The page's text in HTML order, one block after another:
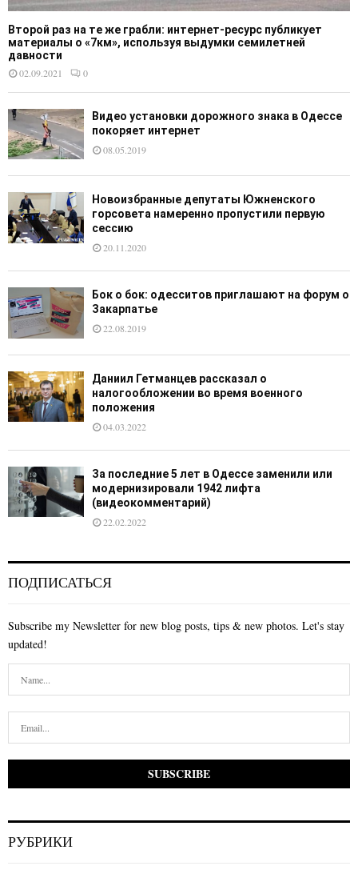
Второй раз на те же грабли: интернет-ресурс публикует
материалы о «7км», используя выдумки семилетней
давности
02.09.2021
0
Видео установки дорожного знака в Одессе
покоряет интернет
08.05.2019
Новоизбранные депутаты Южненского
горсовета намеренно пропустили первую
сессию
20.11.2020
Бок о бок: одесситов приглашают на форум о
Закарпатье
22.08.2019
Даниил Гетманцев рассказал о
налогообложении во время военного
положения
04.03.2022
За последние 5 лет в Одессе заменили или
модернизировали 1942 лифта
(видеокомментарий)
22.02.2022
ПОДПИСАТЬСЯ
Subscribe my Newsletter for new blog posts, tips & new photos. Let's stay
updated!
РУБРИКИ